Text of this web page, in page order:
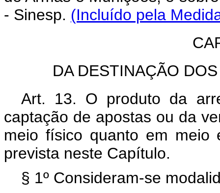
- Sinesp. (Incluído pela
DA DESTINAÇÃO
Art. 13. O produto da
captação de apostas ou da
meio físico quanto em meio
prevista neste Capítulo.
§ 1º Consideram-se